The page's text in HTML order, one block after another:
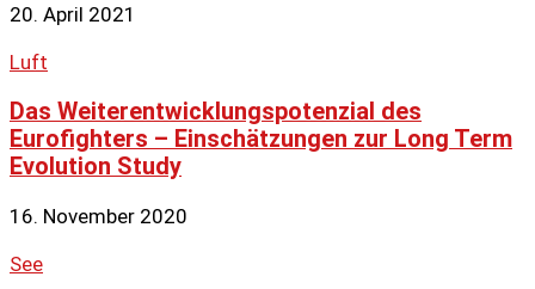
20. April 2021
Luft
Das Weiterentwicklungspotenzial des
Eurofighters – Einschätzungen zur Long Term
Evolution Study
16. November 2020
See